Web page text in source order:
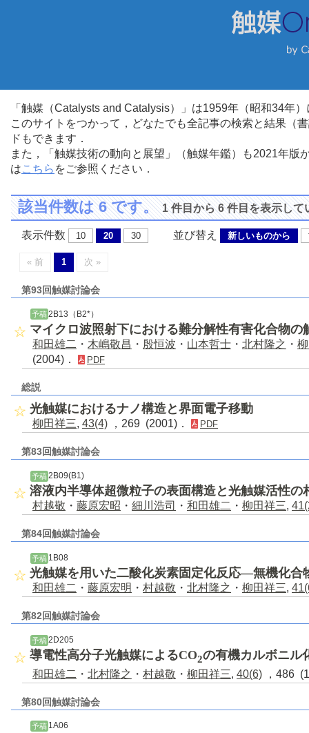
「触媒（Catalysts and Catalysis）」は1959年（昭和34年
このサイトをつかって，どなたでも全記事の検索と結果（
ドもできます．
また，「触媒技術の動向と展望」（触媒年鑑）も2021年
はこちら をご参照ください．
該当件数は 6 です。1 件目から 6 件目を表示して
表示件数 10 20 30 並び替え 新しいものから
« 前 1 次 »
第93回触媒討論会
予稿 2B13（B2*）
マイクロ波照射下における難分解性有害化合物の
和田雄二 ・ 木嶋敬昌 ・ 殷恒波 ・ 山本哲士 ・ 北村隆之 ・
(2004)．
PDF
総説
光触媒におけるナノ構造と界面電子移動
柳田祥三, 43(4) ，269 (2001)． PDF
第83回触媒討論会
予稿 2B09(B1)
溶液内半導体超微粒子の表面構造と光触媒活性の
村越敬 ・ 藤原宏昭 ・ 細川浩司 ・ 和田雄二 ・ 柳田祥三,
第84回触媒討論会
予稿1B08
光触媒を用いた二酸化炭素固定化反応―無機化合
和田雄二 ・ 藤原宏明 ・ 村越敬 ・ 北村隆之 ・ 柳田祥三,
第82回触媒討論会
予稿2D205
導電性高分子光触媒によるCO2の有機カルボニル
和田雄二 ・ 北村隆之 ・ 村越敬 ・ 柳田祥三, 40(6) ，486
第80回触媒討論会
予稿 1A06